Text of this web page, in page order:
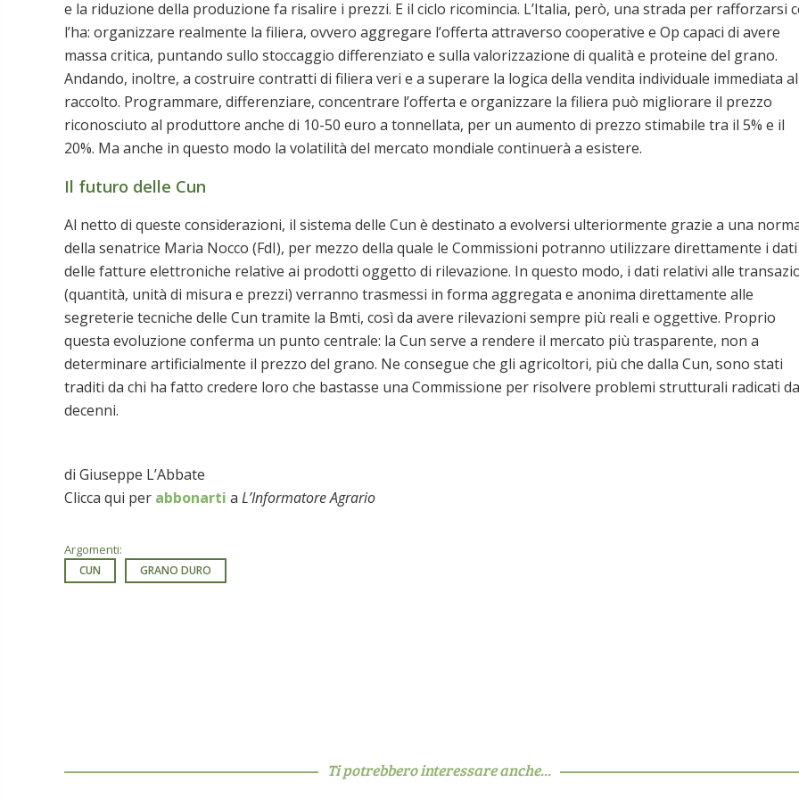
e la riduzione della produzione fa risalire i prezzi. E il ciclo ricomincia. L’Italia, però, una strada per rafforzarsi
l’ha: organizzare realmente la filiera, ovvero aggregare l’offerta attraverso cooperative e Op capaci di avere
massa critica, puntando sullo stoccaggio differenziato e sulla valorizzazione di qualità e proteine del grano.
Andando, inoltre, a costruire contratti di filiera veri e a superare la logica della vendita individuale immediata al
raccolto. Programmare, differenziare, concentrare l’offerta e organizzare la filiera può migliorare il prezzo
riconosciuto al produttore anche di 10-50 euro a tonnellata, per un aumento di prezzo stimabile tra il 5% e il
20%. Ma anche in questo modo la volatilità del mercato mondiale continuerà a esistere.
Il futuro delle Cun
Al netto di queste considerazioni, il sistema delle Cun è destinato a evolversi ulteriormente grazie a una
della senatrice Maria Nocco (FdI), per mezzo della quale le Commissioni potranno utilizzare direttamente i dati
delle fatture elettroniche relative ai prodotti oggetto di rilevazione. In questo modo, i dati relativi alle
(quantità, unità di misura e prezzi) verranno trasmessi in forma aggregata e anonima direttamente alle
segreterie tecniche delle Cun tramite la Bmti, così da avere rilevazioni sempre più reali e oggettive. Proprio
questa evoluzione conferma un punto centrale: la Cun serve a rendere il mercato più trasparente, non a
determinare artificialmente il prezzo del grano. Ne consegue che gli agricoltori, più che dalla Cun, sono stati
traditi da chi ha fatto credere loro che bastasse una Commissione per risolvere problemi strutturali radicati da
decenni.
di Giuseppe L’Abbate
Clicca qui per abbonarti a L’Informatore Agrario
Argomenti:
CUN GRANO DURO
Ti potrebbero interessare anche...